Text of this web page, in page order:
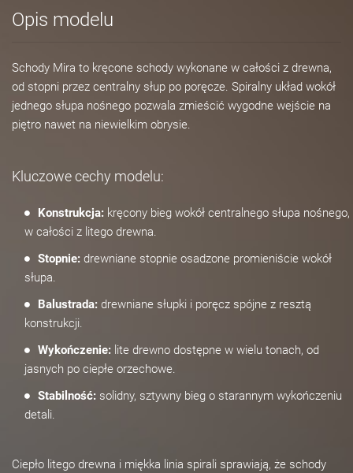
Opis modelu
Schody Mira to kręcone schody wykonane w całości z drewna,
od stopni przez centralny słup po poręcze. Spiralny układ wokół
jednego słupa nośnego pozwala zmieścić wygodne wejście na
piętro nawet na niewielkim obrysie.
Kluczowe cechy modelu:
Konstrukcja: kręcony bieg wokół centralnego słupa nośnego,
w całości z litego drewna.
Stopnie: drewniane stopnie osadzone promieniście wokół
słupa.
Balustrada: drewniane słupki i poręcz spójne z resztą
konstrukcji.
Wykończenie: lite drewno dostępne w wielu tonach, od
jasnych po ciepłe orzechowe.
Stabilność: solidny, sztywny bieg o starannym wykończeniu
detali.
Ciepło litego drewna i miękka linia spirali sprawiają, że schody